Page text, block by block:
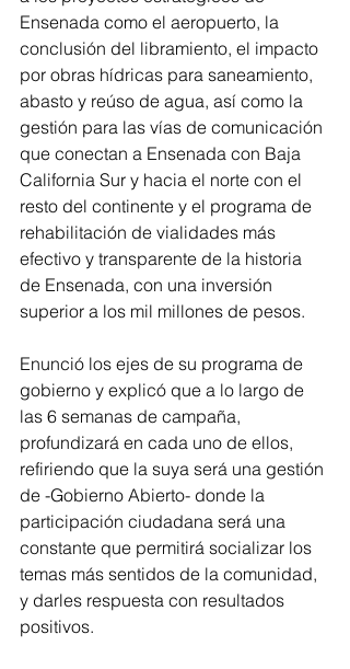
Ensenada como el aeropuerto, la
conclusión del libramiento, el impacto
por obras hídricas para saneamiento,
abasto y reúso de agua, así como la
gestión para las vías de comunicación
que conectan a Ensenada con Baja
California Sur y hacia el norte con el
resto del continente y el programa de
rehabilitación de vialidades más
efectivo y transparente de la historia
de Ensenada, con una inversión
superior a los mil millones de pesos.
Enunció los ejes de su programa de
gobierno y explicó que a lo largo de
las 6 semanas de campaña,
profundizará en cada uno de ellos,
refiriendo que la suya será una gestión
de -Gobierno Abierto- donde la
participación ciudadana será una
constante que permitirá socializar los
temas más sentidos de la comunidad,
y darles respuesta con resultados
positivos.